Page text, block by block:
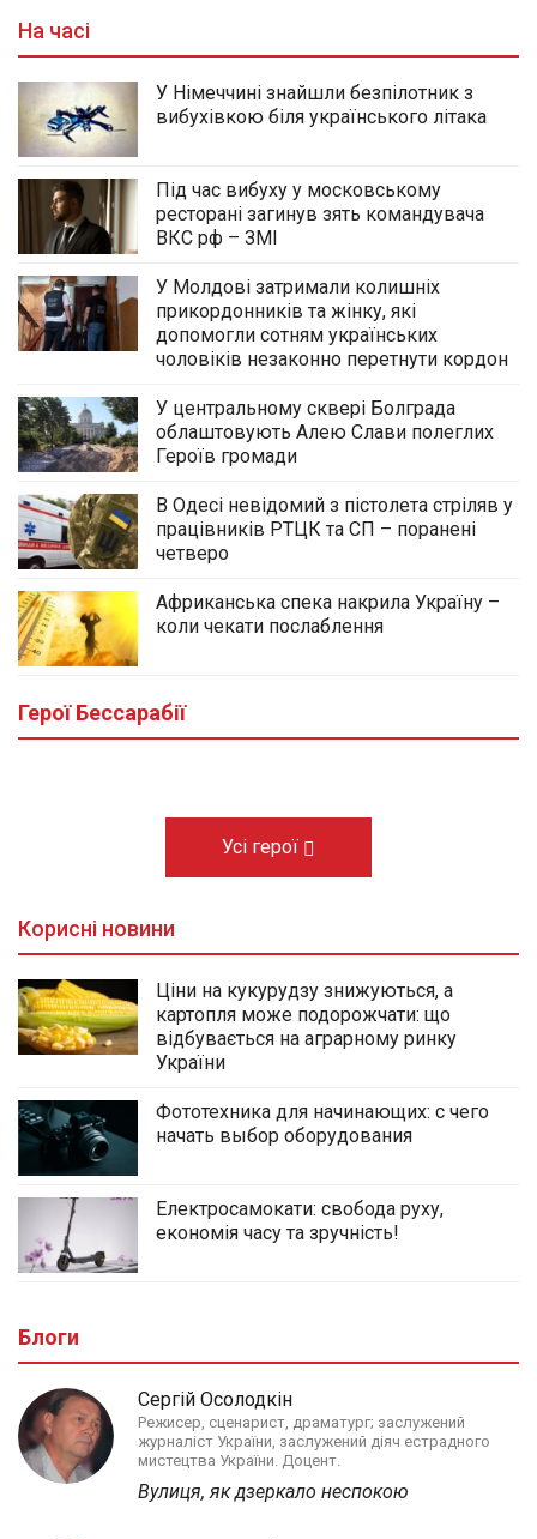
На часі
У Німеччині знайшли безпілотник з
вибухівкою біля українського літака
Під час вибуху у московському
ресторані загинув зять командувача
ВКС рф – ЗМІ
У Молдові затримали колишніх
прикордонників та жінку, які
допомогли сотням українських
чоловіків незаконно перетнути кордон
У центральному сквері Болграда
облаштовують Алею Слави полеглих
Героїв громади
В Одесі невідомий з пістолета стріляв у
працівників РТЦК та СП – поранені
четверо
Африканська спека накрила Україну –
коли чекати послаблення
Герої Бессарабії
У центральному сквері Болграда
облаштовують Алею Слави полеглих
Героїв громади
03.08.2026
Усі герої
Корисні новини
Ціни на кукурудзу знижуються, а
картопля може подорожчати: що
відбувається на аграрному ринку
України
Фототехника для начинающих: с чего
начать выбор оборудования
Електросамокати: свобода руху,
економія часу та зручність!
Блоги
Сергій Осолодкін
Режисер, сценарист, драматург; заслужений
журналіст України, заслужений діяч естрадного
мистецтва України. Доцент.
Вулиця, як дзеркало неспокою